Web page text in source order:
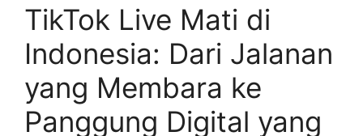
TikTok Live Mati di
Indonesia: Dari Jalanan
yang Membara ke
Panggung Digital yang